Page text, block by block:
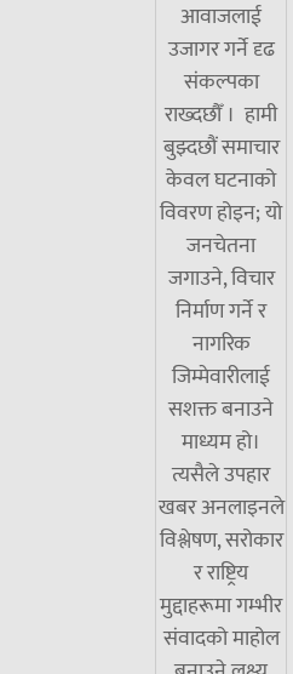
आवाजलाई
उजागर गर्ने दृढ
संकल्पका
राख्दछौँ । हामी
बुझ्दछौं समाचार
केवल घटनाको
विवरण होइन; यो
जनचेतना
जगाउने, विचार
निर्माण गर्ने र
नागरिक
जिम्मेवारीलाई
सशक्त बनाउने
माध्यम हो।
त्यसैले उपहार
खबर अनलाइनले
विश्लेषण, सरोकार
र राष्ट्रिय
मुद्दाहरूमा गम्भीर
संवादको माहोल